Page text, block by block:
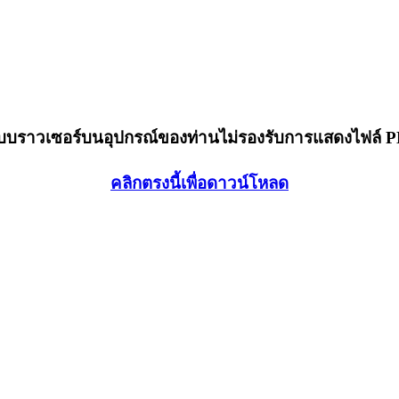
บราวเซอร์บนอุปกรณ์ของท่านไม่รองรับการแสดงไฟล์
คลิกตรงนี้เพื่อดาวน์โหลด